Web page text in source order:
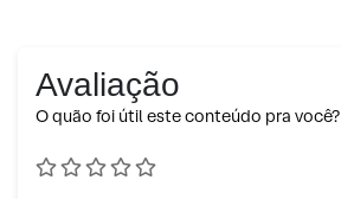
Avaliação
O quão foi útil este conteúdo pra você?